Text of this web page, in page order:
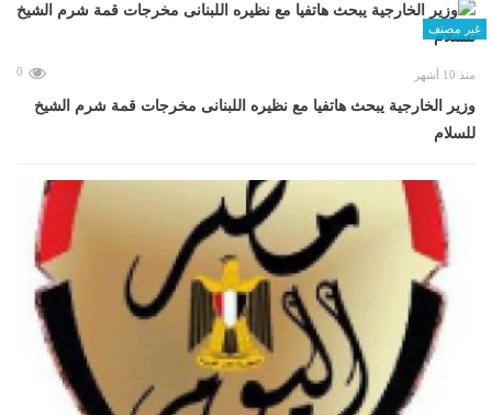
غير مصنف
منذ 10 أشهر 0
وزير الخارجية يبحث هاتفيا مع نظيره اللبنانى مخرجات قمة شرم الشيخ
للسلام